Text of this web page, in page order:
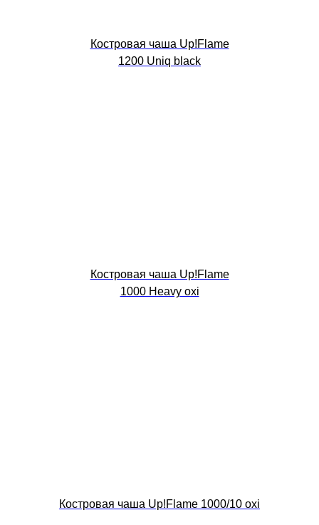
Костровая чаша Up!Flame
1200 Uniq black
Костровая чаша Up!Flame
1000 Heavy oxi
Костровая чаша Up!Flame 1000/10 oxi